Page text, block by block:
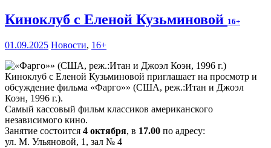
Киноклуб с Еленой Кузьминовой 16+
01.09.2025 Новости, 16+
Киноклуб с Еленой Кузьминовой приглашает на просмотр и
обсуждение фильма «Фарго»» (США, реж.:Итан и Джоэл
Коэн, 1996 г.).
Самый кассовый фильм классиков американского
независимого кино.
Занятие состоится 4 октября, в 17.00 по адресу:
ул. М. Ульяновой, 1, зал № 4